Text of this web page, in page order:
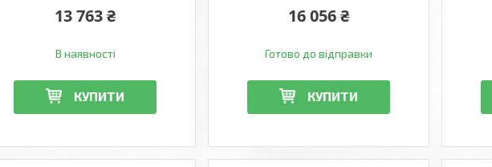
13 763 ₴
В наявності
КУПИТИ
16 056 ₴
Готово до відправки
КУПИТИ